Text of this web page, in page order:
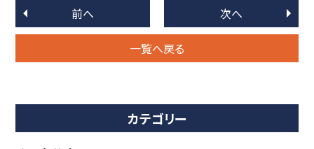
前へ
一覧へ戻る
次へ
カテゴリー